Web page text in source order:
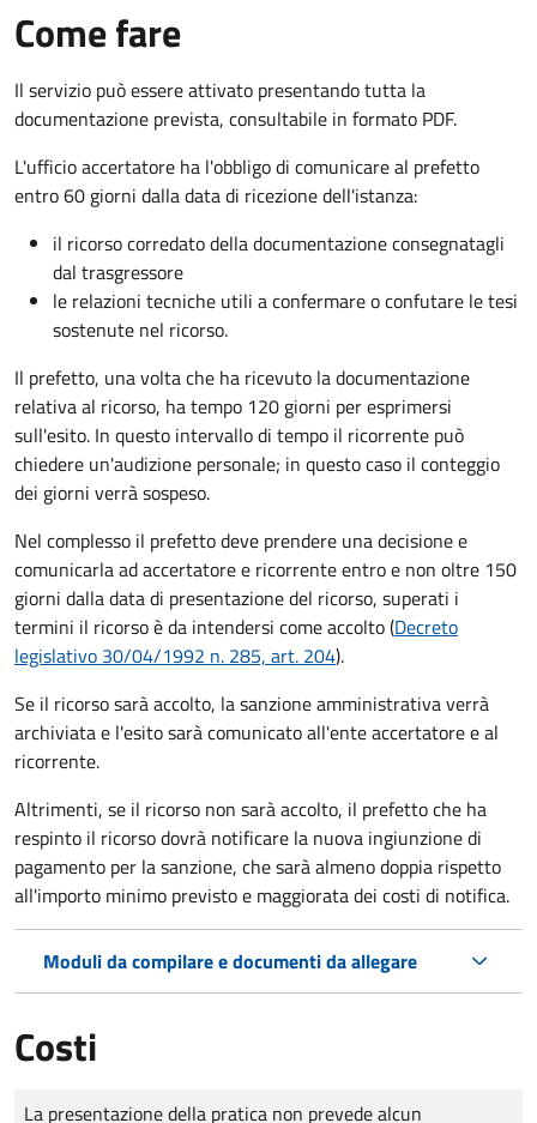
Come fare
Il servizio può essere attivato presentando tutta la
documentazione prevista, consultabile in formato PDF.
L'ufficio accertatore ha l'obbligo di comunicare al prefetto
entro 60 giorni dalla data di ricezione dell'istanza:
il ricorso corredato della documentazione consegnatagli
dal trasgressore
le relazioni tecniche utili a confermare o confutare le tesi
sostenute nel ricorso.
Il prefetto, una volta che ha ricevuto la documentazione
relativa al ricorso, ha tempo 120 giorni per esprimersi
sull'esito. In questo intervallo di tempo il ricorrente può
chiedere un'audizione personale; in questo caso il conteggio
dei giorni verrà sospeso.
Nel complesso il prefetto deve prendere una decisione e
comunicarla ad accertatore e ricorrente entro e non oltre 150
giorni dalla data di presentazione del ricorso, superati i
termini il ricorso è da intendersi come accolto (Decreto
legislativo 30/04/1992 n. 285, art. 204).
Se il ricorso sarà accolto, la sanzione amministrativa verrà
archiviata e l'esito sarà comunicato all'ente accertatore e al
ricorrente.
Altrimenti, se il ricorso non sarà accolto, il prefetto che ha
respinto il ricorso dovrà notificare la nuova ingiunzione di
pagamento per la sanzione, che sarà almeno doppia rispetto
all'importo minimo previsto e maggiorata dei costi di notifica.
Moduli da compilare e documenti da allegare
Costi
Tipo di pagamento
Importo
La presentazione della pratica non prevede alcun